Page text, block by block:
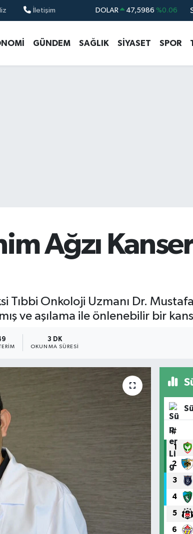
İletişim DOLAR 47,5986 %0.06
STERLİN 64,2438 %0.21
GRAM ALTIN 6513.94 %0.32
GÜNDEM SAĞLIK SİYASET SPOR
Ağzı
Tıbbi Onkoloji Uzmanı Dr.
ve aşılama ile önlenebilir bir
3 DK
OKUNMA SÜRESI
#
1
2
3
4
5
6